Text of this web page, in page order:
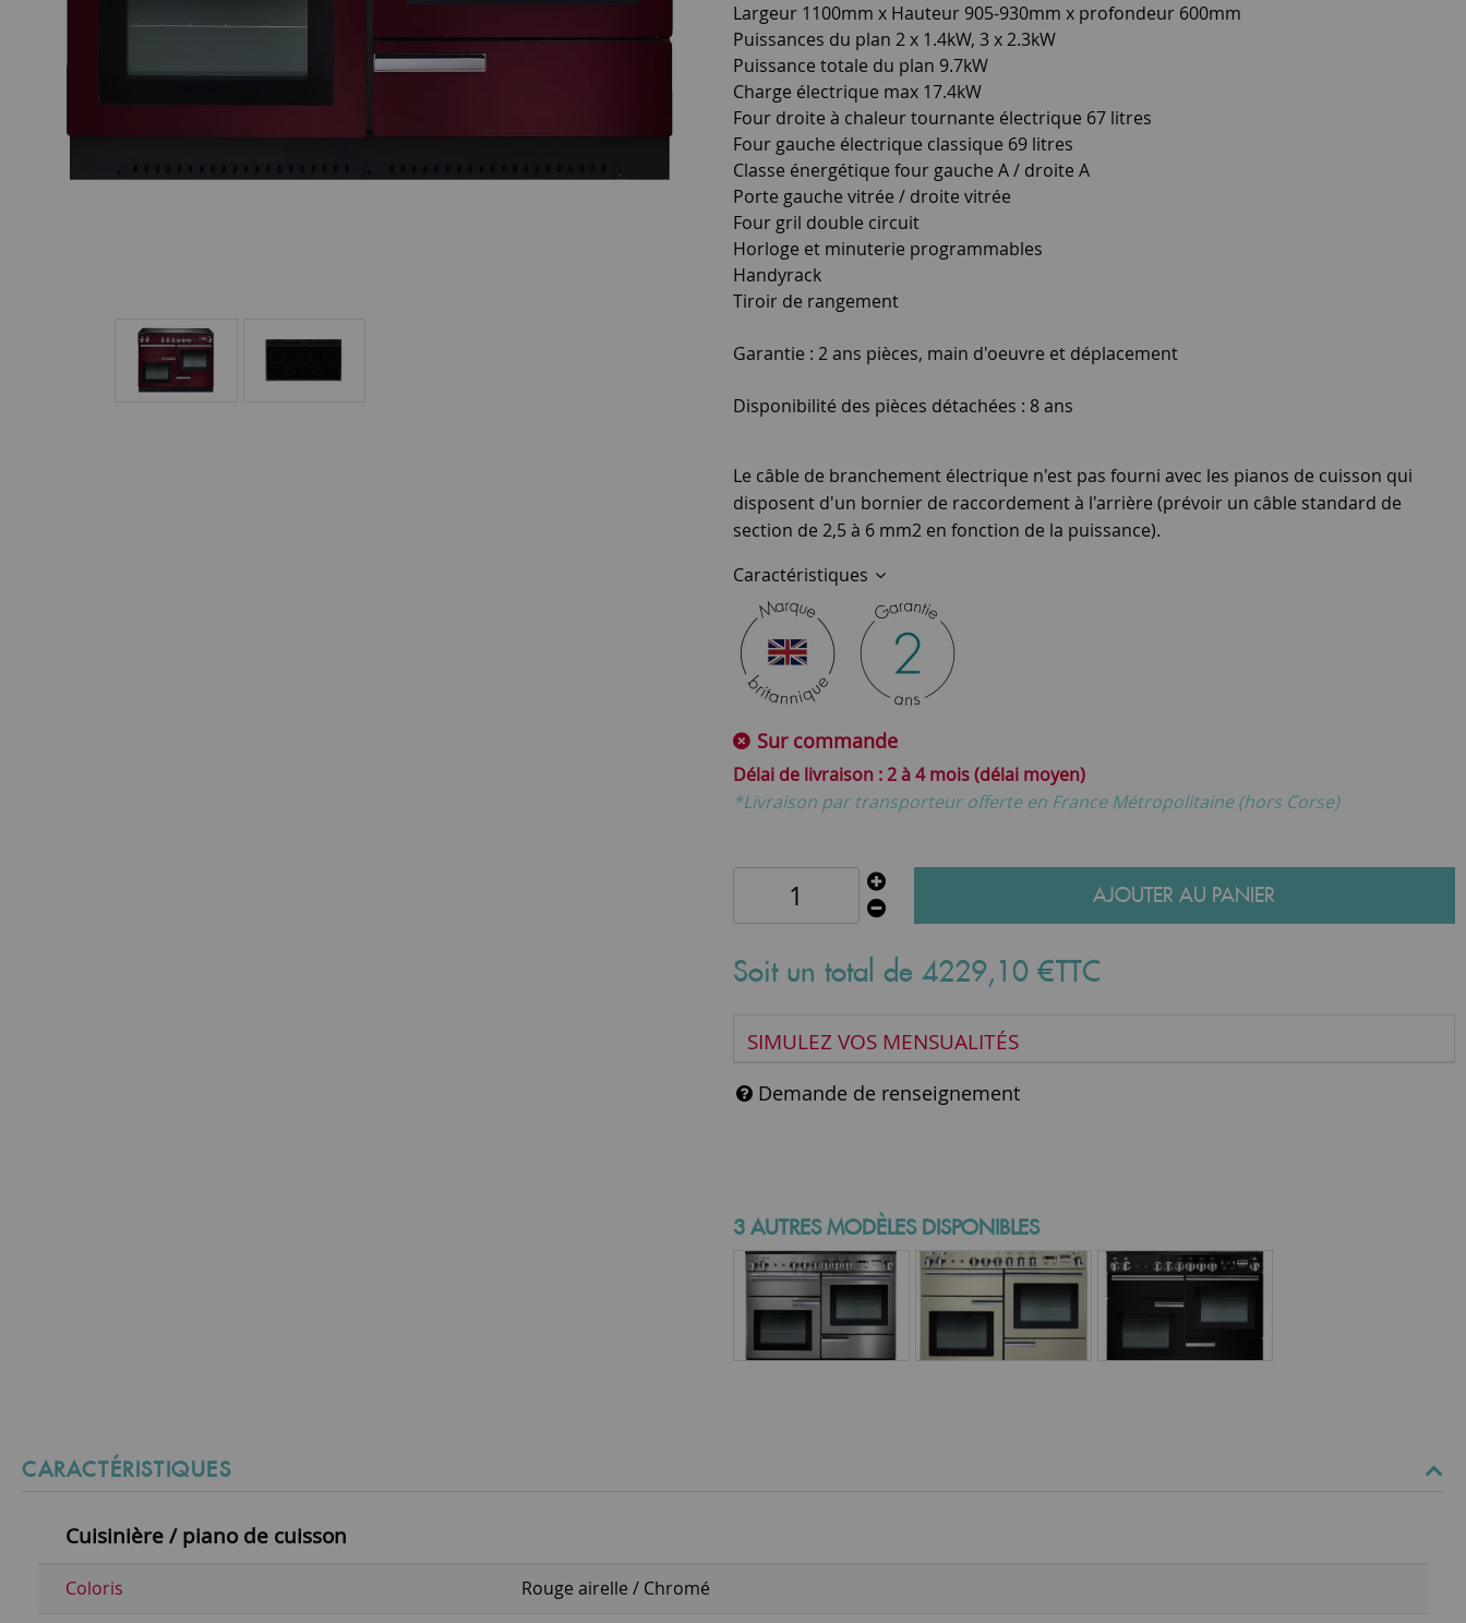
Largeur 1100mm x Hauteur 905-930mm x profondeur 600mm
Puissances du plan 2 x 1.4kW, 3 x 2.3kW
Puissance totale du plan 9.7kW
Charge électrique max 17.4kW
Four droite à chaleur tournante électrique 67 litres
Four gauche électrique classique 69 litres
Classe énergétique four gauche A / droite A
Porte gauche vitrée / droite vitrée
Four gril double circuit
Horloge et minuterie programmables
Handyrack
Tiroir de rangement
Garantie : 2 ans pièces, main d'oeuvre et déplacement
Disponibilité des pièces détachées : 8 ans
Le câble de branchement électrique n'est pas fourni avec les pianos de cuisson qui
disposent d'un bornier de raccordement à l'arrière (prévoir un câble standard de
section de 2,5 à 6 mm2 en fonction de la puissance).
Caractéristiques
Sur commande
2 à 4 mois (délai moyen)
*Livraison par transporteur offerte en France Métropolitaine (hors Corse)
AJOUTER AU PANIER
Soit un total de 4229,10 €TTC
SIMULEZ VOS MENSUALITÉS
Demande de renseignement
3 AUTRES MODÈLES DISPONIBLES
CARACTÉRISTIQUES
Cuisinière / piano de cuisson
Coloris Rouge airelle / Chromé